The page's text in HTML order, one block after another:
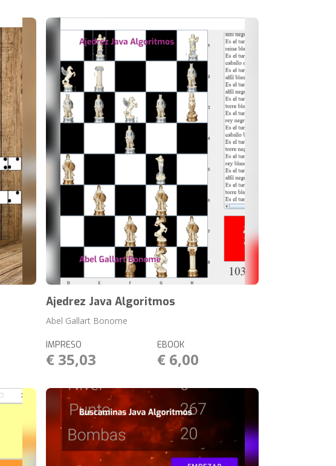
Ajedrez Java Algoritmos
Abel Gallart Bonome
IMPRESO
€ 35,03
EBOOK
€ 6,00